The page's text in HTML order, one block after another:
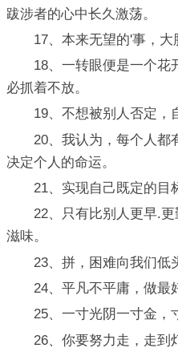
跋涉者的心中长久激荡。
17、本来无望的'事，大
18、一转眼便是一个花
必抓着不放。
19、不想被别人否定，自
20、我认为，每个人都
决定个人的命运。
21、实现自己既定的目标
22、只有比别人更早.更
滋味。
23、拼，困难向我们低头
24、平凡不平庸，做最
25、一寸光阴一寸金，寸
26、你要努力走，走到灯